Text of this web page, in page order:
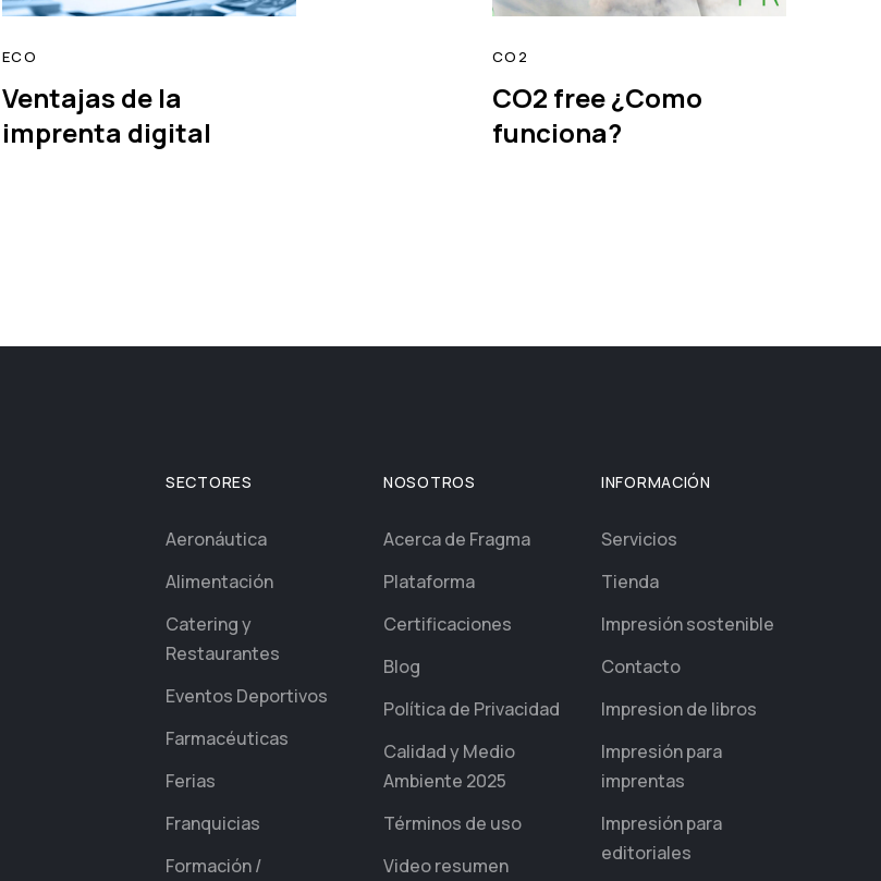
ECO
Ventajas de la
imprenta digital
CO2
CO2 free ¿Como
funciona?
SECTORES
Aeronáutica
Alimentación
Catering y
Restaurantes
Eventos Deportivos
Farmacéuticas
Ferias
Franquicias
Formación /
NOSOTROS
Acerca de Fragma
Plataforma
Certificaciones
Blog
Política de Privacidad
Calidad y Medio
Ambiente 2025
Términos de uso
Video resumen
INFORMACIÓN
Servicios
Tienda
Impresión sostenible
Contacto
Impresion de libros
Impresión para
imprentas
Impresión para
editoriales